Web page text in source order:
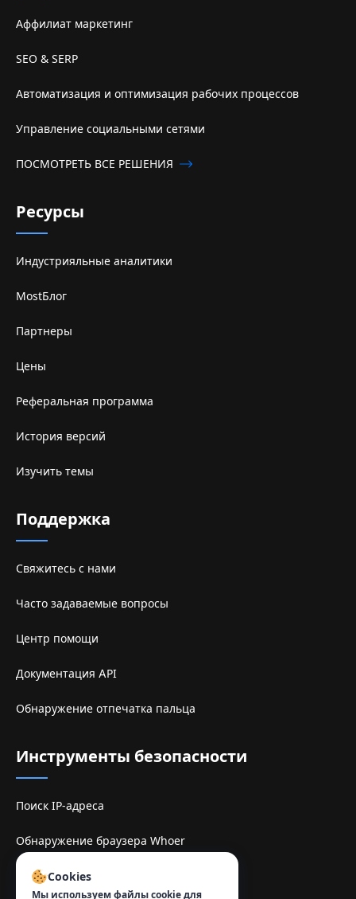
Аффилиат маркетинг
SEO & SERP
Автоматизация и оптимизация рабочих процессов
Управление социальными сетями
ПОСМОТРЕТЬ ВСЕ РЕШЕНИЯ
Ресурсы
Индустрияльные аналитики
MostБлог
Партнеры
Цены
Реферальная программа
История версий
Изучить темы
Поддержка
Свяжитесь с нами
Часто задаваемые вопросы
Центр помощи
Документация API
Обнаружение отпечатка пальца
Инструменты безопасности
Поиск IP-адреса
Обнаружение браузера Whoer
Sitio de espelhe TamilMV
Cookies
Мы используем файлы cookie для